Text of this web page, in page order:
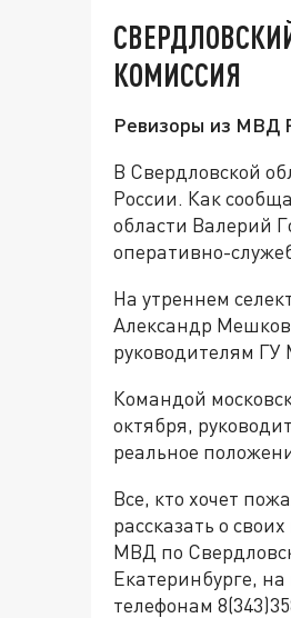
КОМИССИЯ
Ревизоры из МВД
В Свердловской
России. Как
области Валерий
оперативно-
На утреннем
Александр
руководителям
Командой
октября,
реальное
Все, кто хочет
рассказать о
МВД по
Екатеринбурге,
телефонам